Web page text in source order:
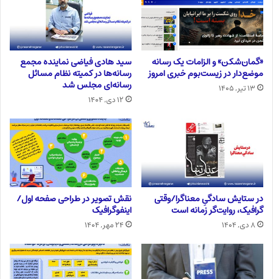
«گمان‌شکن» و الزامات یک رسانه
موضع‌دار در زیست‌بوم خبری امروز
۱۳ تیر, ۱۴۰۵
سید هادی فیاضی نماینده مجمع
رسانه‌ها در کمیته نظام مسائل
رسانه‌ای مجلس شد
۱۲ دی, ۱۴۰۴
در ستایش سادگیِ معناگرا/وقتی
گرافیک، روایت‌گر زمانه است
۸ دی, ۱۴۰۴
نقش تصویر در طراحی صفحه اول/
اینفوگرافیک
۲۴ مهر, ۱۴۰۴